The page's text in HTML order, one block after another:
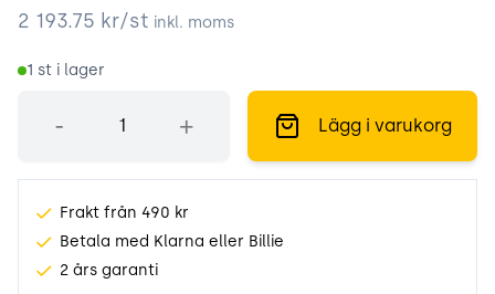
2 193.75 kr/st inkl. moms
1 st i lager
- + Lägg i varukorg
Frakt från 490 kr
Betala med Klarna eller Billie
2 års garanti